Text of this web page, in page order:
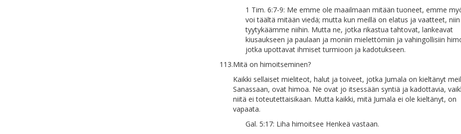
1 Tim. 6:7-9: Me emme ole maailmaan mitään tuoneet, emme
voi täältä mitään viedä; mutta kun meillä on elatus ja vaatteet, niin
tyytykäämme niihin. Mutta ne, jotka rikastua tahtovat, lankeavat
kiusaukseen ja paulaan ja moniin mielettömiin ja vahingollisiin
jotka upottavat ihmiset turmioon ja kadotukseen.
113.Mitä on himoitseminen?
Kaikki sellaiset mieliteot, halut ja toiveet, jotka Jumala on kieltänyt
Sanassaan, ovat himoa. Ne ovat jo itsessään syntiä ja kadottavia,
niitä ei toteutettaisikaan. Mutta kaikki, mitä Jumala ei ole kieltänyt, on
vapaata.
Gal. 5:17: Liha himoitsee Henkeä vastaan.